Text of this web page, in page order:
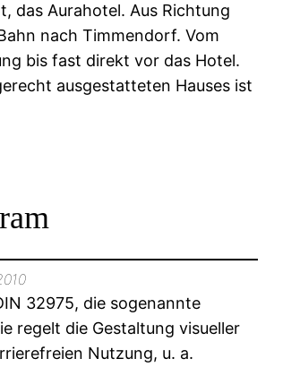
das Aurahotel. Aus Richtung
nach Timmendorf. Vom
bis fast direkt vor das Hotel.
ausgestatteten Hauses ist
32975, die sogenannte
regelt die Gestaltung visueller
Nutzung, u. a.